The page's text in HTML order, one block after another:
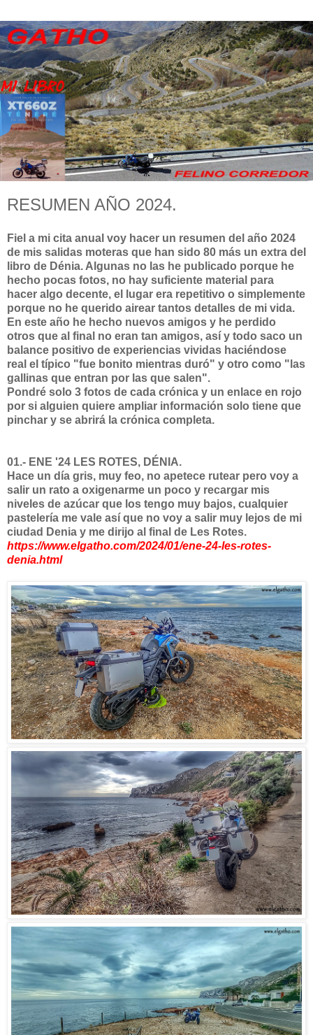
RESUMEN AÑO 2024.
Fiel a mi cita anual voy hacer un resumen del año 2024
de mis salidas moteras que han sido 80 más un extra del
libro de Dénia. Algunas no las he publicado porque he
hecho pocas fotos, no hay suficiente material para
hacer algo decente, el lugar era repetitivo o simplemente
porque no he querido airear tantos detalles de mi vida.
En este año he hecho nuevos amigos y he perdido
otros que al final no eran tan amigos, así y todo saco un
balance positivo de experiencias vividas haciéndose
real el típico "fue bonito mientras duró" y otro como "las
gallinas que entran por las que salen".
Pondré solo 3 fotos de cada crónica y un enlace en rojo
por si alguien quiere ampliar información solo tiene que
pinchar y se abrirá la crónica completa.
01.- ENE '24 LES ROTES, DÉNIA.
Hace un día gris, muy feo, no apetece rutear pero voy a
salir un rato a oxigenarme un poco y recargar mis
niveles de azúcar que los tengo muy bajos, cualquier
pastelería me vale así que no voy a salir muy lejos de mi
ciudad Denia y me dirijo al final de Les Rotes.
https://www.elgatho.com/2024/01/ene-24-les-rotes-
denia.html